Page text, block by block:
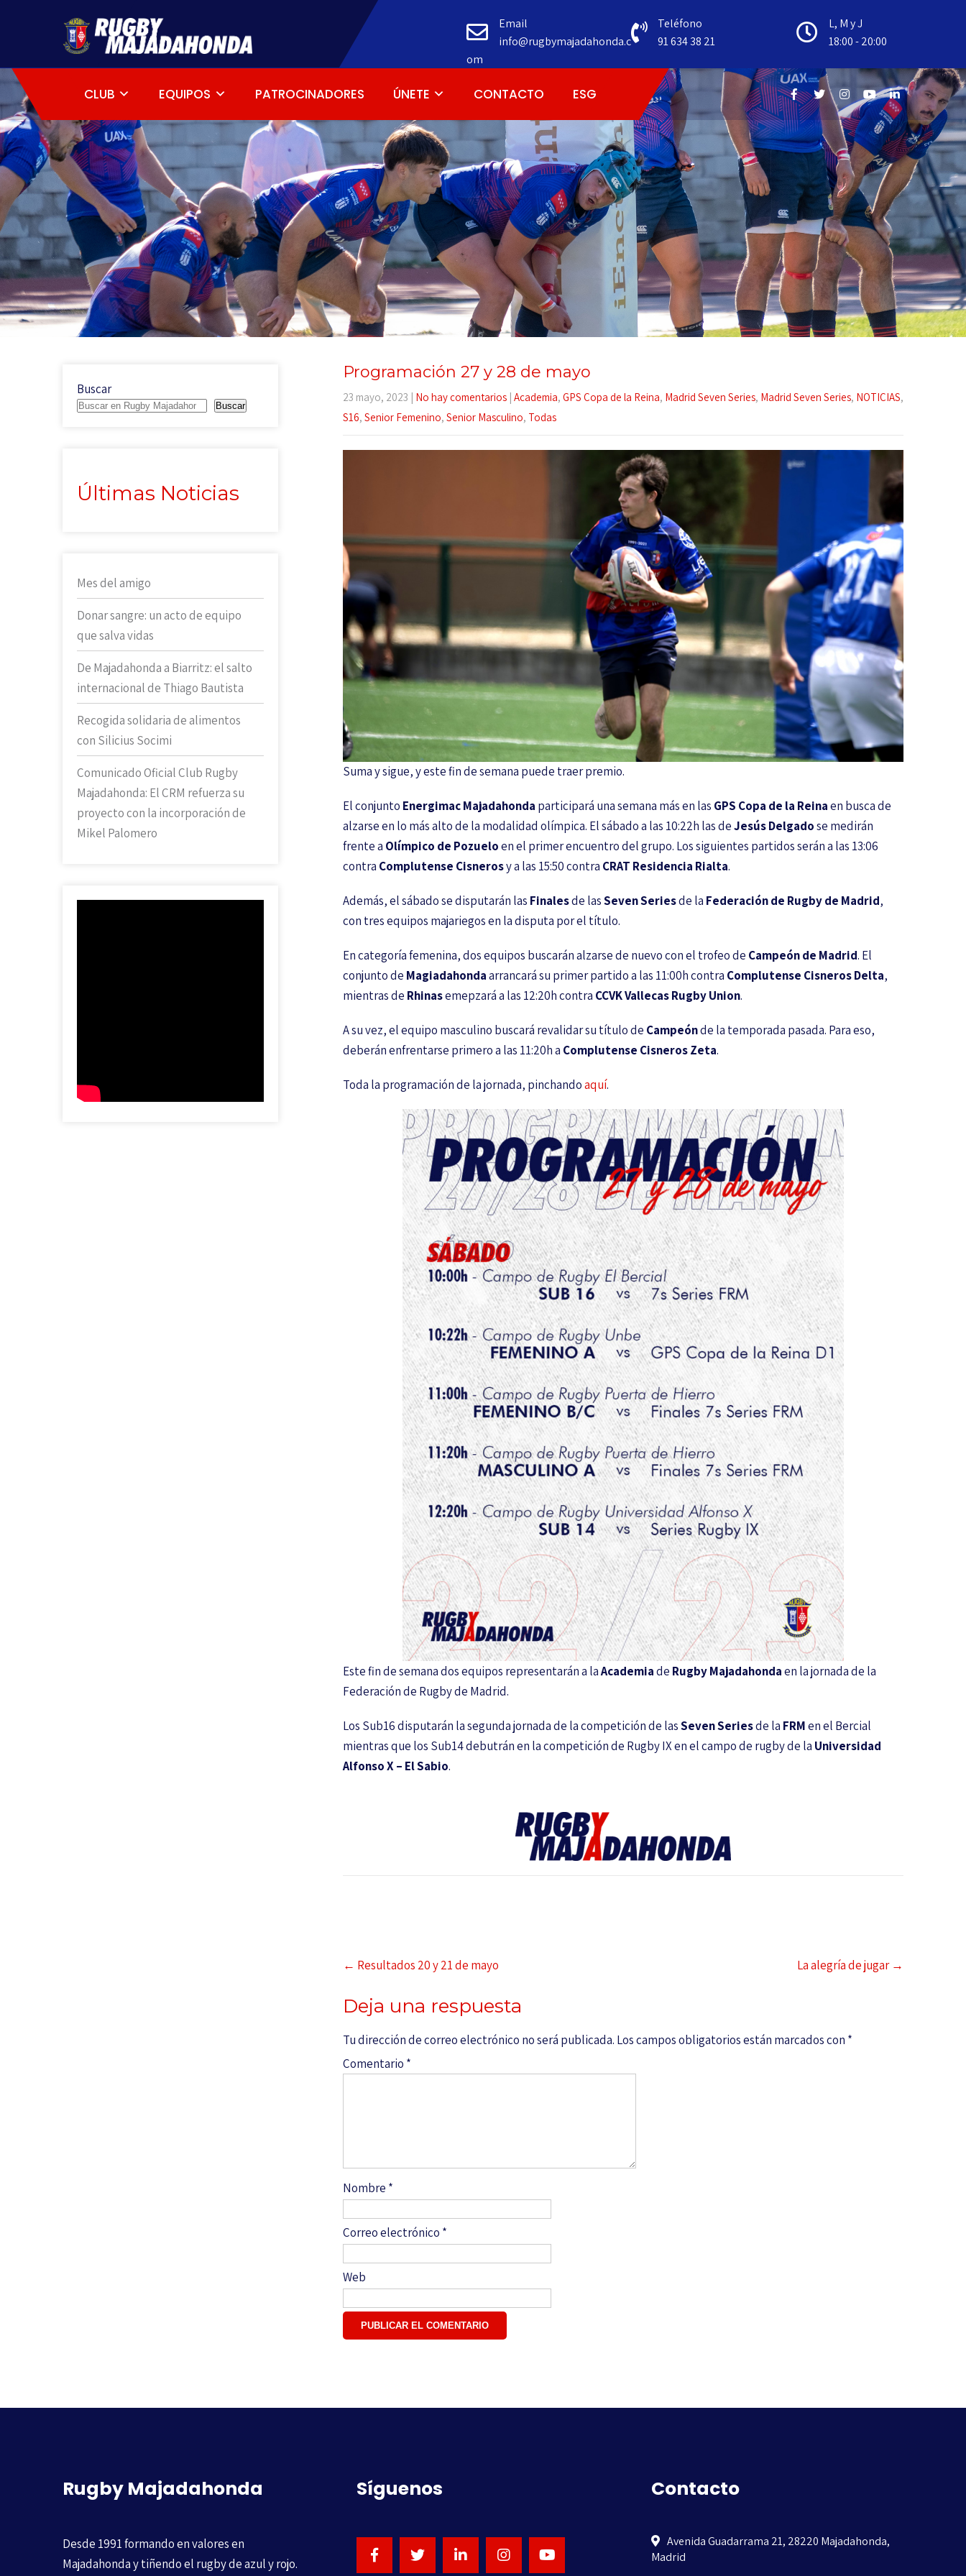
Email
info@rugbymajadahonda.c
om
Teléfono
91 634 38 21
L, M y J
18:00 - 20:00
CLUB EQUIPOS PATROCINADORES ÚNETE CONTACTO ESG
Programación 27 y 28 de mayo
23 mayo, 2023 No hay comentarios Academia, GPS Copa de la Reina, Madrid Seven Series, Madrid Seven Series, NOTICIAS,
S16, Senior Femenino, Senior Masculino, Todas
Suma y sigue, y este fin de semana puede traer premio.
El conjunto Energimac Majadahonda participará una semana más en las GPS Copa de la Reinaen busca de
alzarse en lo más alto de la modalidad olímpica. El sábado a las 10:22h las deJesús Delgadose medirán
frente a Olímpico de Pozueloen el primer encuentro del grupo. Los siguientes partidos serán a las 13:06
contra Complutense Cisnerosy a las 15:50 contra CRAT Residencia Rialta.
Además, el sábado se disputarán las Finalesde lasSeven Seriesde la Federación de Rugby de Madrid,
con tres equipos majariegos en la disputa por el título.
En categoría femenina, dos equipos buscarán alzarse de nuevo con el trofeo de Campeón de Madrid. El
conjunto de Magiadahondaarrancará su primer partido a las 11:00h contra Complutense Cisneros Delta,
mientras de Rhinasemepzará a las 12:20h contra CCVK Vallecas Rugby Union.
A su vez, el equipo masculino buscará revalidar su título de Campeónde la temporada pasada. Para eso,
deberán enfrentarse primero a las 11:20h a Complutense Cisneros Zeta.
Toda la programación de la jornada, pinchandoaquí.
Este fin de semana dos equipos representarán a laAcademiade Rugby Majadahondaen la jornada de la
Federación de Rugby de Madrid.
Los Sub16 disputarán la segunda jornada de la competición de lasSeven Seriesde la FRMen el Bercial
mientras que los Sub14 debutrán en la competición de Rugby IX en el campo de rugby de la Universidad
Alfonso X – El Sabio.
← Resultados 20 y 21 de mayo La alegría de jugar →
Deja una respuesta
Tu dirección de correo electrónico no será publicada. Los campos obligatorios están marcados con *
Comentario *
Nombre *
Correo electrónico *
Web
Buscar
Buscar
Últimas Noticias
Mes del amigo
Donar sangre: un acto de equipo
que salva vidas
De Majadahonda a Biarritz: el salto
internacional de Thiago Bautista
Recogida solidaria de alimentos
con Silicius Socimi
Comunicado Oficial Club Rugby
Majadahonda: El CRM refuerza su
proyecto con la incorporación de
Mikel Palomero
Rugby Majadahonda
Desde 1991 formando en valores en
Majadahonda y tiñendo el rugby de azul y rojo.
Síguenos Contacto
Avenida Guadarrama 21, 28220 Majadahonda,
Madrid